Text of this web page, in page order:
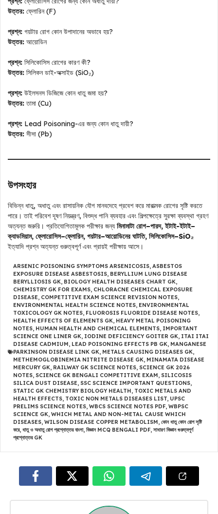
উত্তর: ফ্লোরিন (F)
প্রশ্ন: গয়টার রোগ কোন উপাদানের অভাবে হয়?
উত্তর: আয়োডিন
প্রশ্ন: সিলিকোসিস রোগের কারণ কী?
উত্তর: সিলিকন ডাই-অক্সাইড (SiO₂)
প্রশ্ন: উইলসনস ডিজিজে কোন ধাতু জমা হয়?
উত্তর:তামা (Cu)
প্রশ্ন: Lead Poisoning-এর জন্য কোন ধাতু দায়ী?
উত্তর: সীসা (Pb)
উপসংহার
বিভিন্ন ধাতু, অধাতু এবং রাসায়নিক যৌগ মানবদেহে প্রবেশ করে মারাত্মক রোগের সৃষ্টি করতে
পারে। তাই পরিবেশ দূষণ নিয়ন্ত্রণ, বিশুদ্ধ পানি ব্যবহার এবং শিল্পক্ষেত্রে সুরক্ষা ব্যবস্থা গ্রহণ
অত্যন্ত জরুরি। প্রতিযোগিতামূলক পরীক্ষার জন্য মিনামাটা রোগ–পারদ, ইটাই-ইটাই–
ক্যাডমিয়াম, ফ্লোরোসিস–ফ্লোরিন, গয়টার–আয়োডিনের ঘাটতি, সিলিকোসিস–SiO₂
ইত্যাদি প্রশ্ন অত্যন্ত গুরুত্বপূর্ণ এবং প্রায়ই পরীক্ষায় আসে।
ARSENIC POISONING SYMPTOMS ARSENICOSIS, ASBESTOS
EXPOSURE DISEASE ASBESTOSIS, BERYLLIUM LUNG DISEASE
BERYLLIOSIS GK, BIOLOGY HEALTH DISEASES CHART GK,
CHEMISTRY GK FOR EXAMS, CHLORACNE CHEMICAL EXPOSURE
DISEASE, COMPETITIVE EXAM SCIENCE REVISION NOTES,
ENVIRONMENTAL HEALTH SCIENCE NOTES, ENVIRONMENTAL
TOXICOLOGY GK NOTES, FLUOROSIS FLUORIDE DISEASE NOTES,
HEALTH EFFECTS OF ELEMENTS GK, HEAVY METAL POISONING
NOTES, HUMAN HEALTH AND CHEMICAL ELEMENTS, IMPORTANT
SCIENCE ONE LINER GK, IODINE DEFICIENCY GOITER GK, ITAI ITAI
DISEASE CADMIUM, LEAD POISONING EFFECTS PB GK, MANGANESE
PARKINSON DISEASE LINK GK, METALS CAUSING DISEASES GK,
METHEMOGLOBINEMIA NITRITE DISEASE GK, MINAMATA DISEASE
MERCURY GK, RAILWAY GK SCIENCE NOTES, SCIENCE GK 2026
NOTES, SCIENCE GK BENGALI COMPETITIVE EXAM, SILICOSIS
SILICA DUST DISEASE, SSC SCIENCE IMPORTANT QUESTIONS,
STATIC GK CHEMISTRY BIOLOGY HEALTH, TOXIC METALS AND
HEALTH EFFECTS, TOXIC NON METALS DISEASES LIST, UPSC
PRELIMS SCIENCE NOTES, WBCS SCIENCE NOTES PDF, WBPSC
SCIENCE GK, WHICH METAL AND NON-METAL CAUSE WHICH
DISEASES, WILSON DISEASE COPPER METABOLISM, কোন ধাতু কোন রোগ সৃষ্টি
করে, ধাতু ও অধাতু রোগ প্রশ্নোত্তর বাংলা, বিজ্ঞান MCQ BENGALI PDF, সাধারণ বিজ্ঞান গুরুত্বপূর্ণ
প্রশ্নোত্তর GK